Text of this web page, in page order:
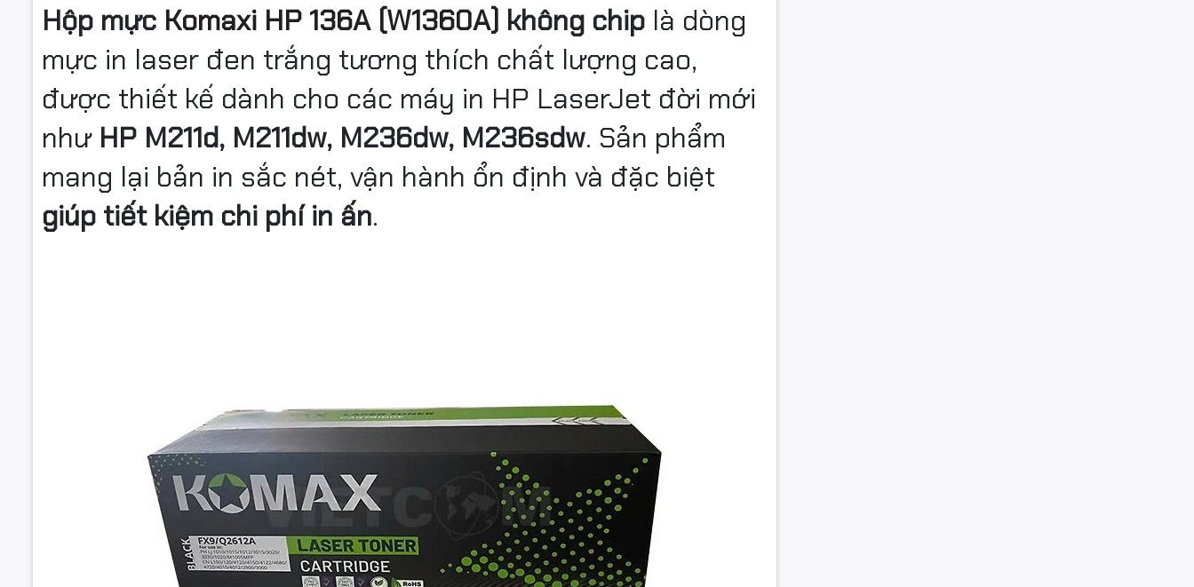
Hộp mực Komaxi HP 136A (W1360A) không chip là dòng
mực in laser đen trắng tương thích chất lượng cao,
được thiết kế dành cho các máy in HP LaserJet đời mới
như HP M211d, M211dw, M236dw, M236sdw. Sản phẩm
mang lại bản in sắc nét, vận hành ổn định và đặc biệt
giúp tiết kiệm chi phí in ấn.